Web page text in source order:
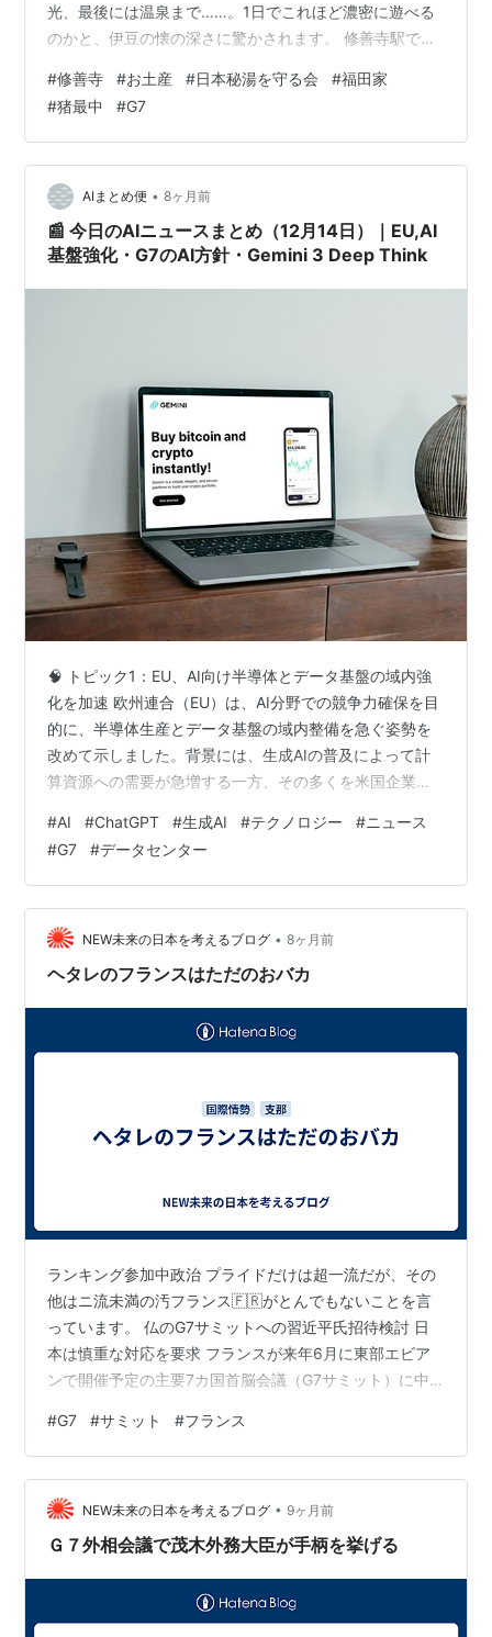
光、最後には温泉まで……。1日でこれほど濃密に遊べる
のかと、伊豆の懐の深さに驚かされます。 修善寺駅でお
こと約8分、修善寺駅に到着です。ここからは伊豆箱根駿
豆線で三島へ向かい、新幹線に乗り換えます。 電車が来
るまでの間、駅ナカのお土産屋さんをチェック。 静岡お
でんにわさび……魅力的な静岡土産が並ぶ中、私が選んだ
のはこの二つでした。 ① 白形傳四郎商店「有機煎茶」
「静岡に来たならお茶は外せ…
#修善寺 #お土産 #日本秘湯を守る会 #福田家
#猪最中 #G7
AIまとめ便 • 8ヶ月前
📰 今日のAIニュースまとめ（12月14日）｜EU,AI
基盤強化・G7のAI方針・Gemini 3 Deep Think
🧠 トピック1：EU、AI向け半導体とデータ基盤の域内強
化を加速 欧州連合（EU）は、AI分野での競争力確保を目
的に、半導体生産とデータ基盤の域内整備を急ぐ姿勢を
改めて示しました。背景には、生成AIの普及によって計
算資源への需要が急増する一方、その多くを米国企業や
「AI法（AI Act）」による規制整備と並行して、計算イン
フラや半導体供給網を自前で確保する必要性を強調して
おり、研究開発支援や補助金政策を通じて投資を呼び込
む狙いです。これは単なる技術政策ではなく、AI時代の
産業主権をどう確立するかという経済・安全保障を含ん
だ動きであり、米中主導…
#AI #ChatGPT #生成AI #テクノロジー #ニュース
#G7 #データセンター
NEW未来の日本を考えるブログ • 8ヶ月前
ヘタレのフランスはただのおバカ
ランキング参加中政治 プライドだけは超一流だが、その
他はニ流未満の汚フランス🇫🇷がとんでもないことを言
っています。 仏のG7サミットへの習近平氏招待検討 日
本は慎重な対応を要求 フランスが来年6月に東部エビア
ンで開催予定の主要7カ国首脳会議（G7サミット）に中
て、日本政府がフランスに懸念を伝え、慎重な対応を求
めたことが判明した。マクロン大統領は4日、北京で習氏
と会談しており、外務省幹部は「仏側がG7サミットへの
招待を伝えた可能性もある」と注視している。 フランス
は2003年にエビアンで開催したロシアを含むG8サミッ
#G7 #サミット #フランス
NEW未来の日本を考えるブログ • 9ヶ月前
Ｇ７外相会議で茂木外務大臣が手柄を挙げる